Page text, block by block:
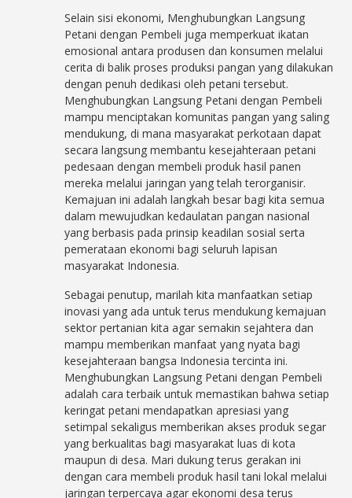
Selain sisi ekonomi, Menghubungkan Langsung
Petani dengan Pembeli juga memperkuat ikatan
emosional antara produsen dan konsumen melalui
cerita di balik proses produksi pangan yang dilakukan
dengan penuh dedikasi oleh petani tersebut.
Menghubungkan Langsung Petani dengan Pembeli
mampu menciptakan komunitas pangan yang saling
mendukung, di mana masyarakat perkotaan dapat
secara langsung membantu kesejahteraan petani
pedesaan dengan membeli produk hasil panen
mereka melalui jaringan yang telah terorganisir.
Kemajuan ini adalah langkah besar bagi kita semua
dalam mewujudkan kedaulatan pangan nasional
yang berbasis pada prinsip keadilan sosial serta
pemerataan ekonomi bagi seluruh lapisan
masyarakat Indonesia.
Sebagai penutup, marilah kita manfaatkan setiap
inovasi yang ada untuk terus mendukung kemajuan
sektor pertanian kita agar semakin sejahtera dan
mampu memberikan manfaat yang nyata bagi
kesejahteraan bangsa Indonesia tercinta ini.
Menghubungkan Langsung Petani dengan Pembeli
adalah cara terbaik untuk memastikan bahwa setiap
keringat petani mendapatkan apresiasi yang
setimpal sekaligus memberikan akses produk segar
yang berkualitas bagi masyarakat luas di kota
maupun di desa. Mari dukung terus gerakan ini
dengan cara membeli produk hasil tani lokal melalui
jaringan terpercaya agar ekonomi desa terus